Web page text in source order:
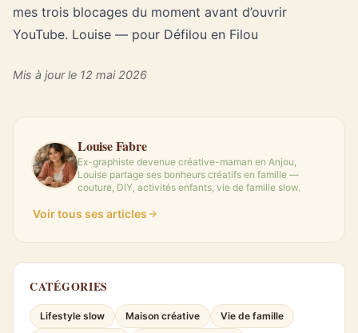
mes trois blocages du moment avant d’ouvrir
YouTube. Louise — pour Défilou en Filou
Mis à jour le 12 mai 2026
Louise Fabre
Ex-graphiste devenue créative-maman en Anjou,
Louise partage ses bonheurs créatifs en famille —
couture, DIY, activités enfants, vie de famille slow.
Voir tous ses articles
CATÉGORIES
Lifestyle slow Maison créative
Vie de famille